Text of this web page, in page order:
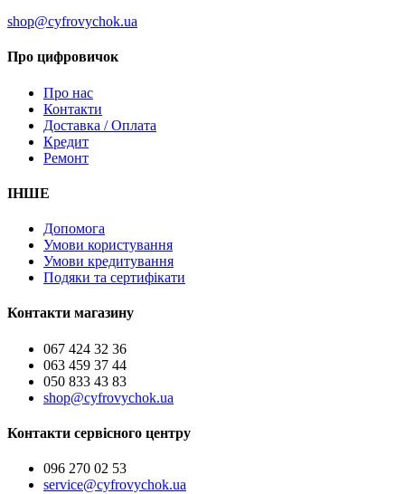
shop@cyfrovychok.ua
Про цифровичок
Про нас
Контакти
Доставка / Оплата
Кредит
Ремонт
ІНШЕ
Допомога
Умови користування
Умови кредитування
Подяки та сертифікати
Контакти магазину
067 424 32 36
063 459 37 44
050 833 43 83
shop@cyfrovychok.ua
Контакти сервісного центру
096 270 02 53
service@cyfrovychok.ua